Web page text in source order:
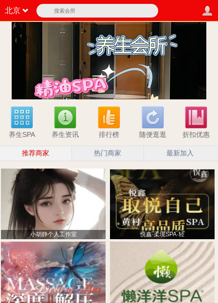
北京
养生SPA 养生资讯 排行榜 随便逛逛 折扣优惠
推荐商家 热门商家 最新加入
小胡静个人工作室 悦鑫·柔境SPA·轻